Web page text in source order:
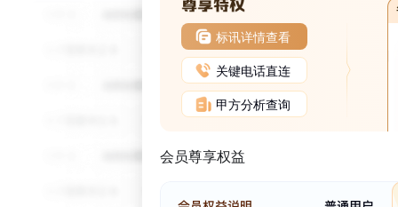
标讯详情查看
关键电话直连
甲方分析查询
会员尊享权益